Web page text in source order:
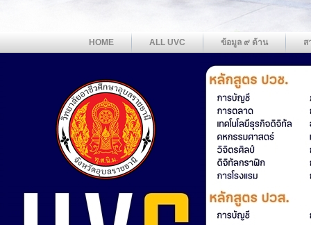
HOME ALL UVC ข้อมูล ๙ ด้าน ส